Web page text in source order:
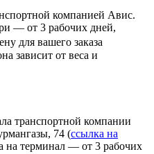
компанией Авис.
— от 3 рабочих дней,
для вашего заказа
зависит от веса и
транспортной компании
74 (ссылка на
на терминал — от 3 рабочих